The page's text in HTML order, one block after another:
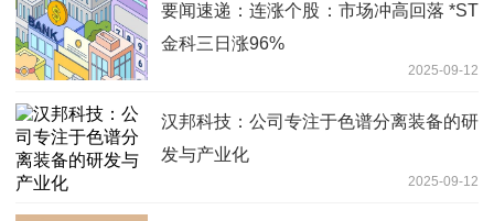
要闻速递：连涨个股：市场冲高回落 *ST
金科三日涨96%
2025-09-12
汉邦科技：公司专注于色谱分离装备的研
发与产业化
2025-09-12